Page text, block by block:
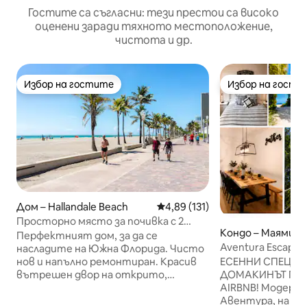
Гостите са съгласни: тези престои са високо
оценени заради тяхното местоположение,
чистота и др.
Избор на гостите
Избор на гостите
Дом – Hallandale Beach Средна оценка: 4,89 от 5,
4,89 (131)
Просторно място за почивка с 2
спални в Халъндейл Бийч
Перфектният дом, за да се
насладите на Южна Флорида. Чисто
нов и напълно ремонтиран. Красив
вътрешен двор на открито,
Избор на
Избор на
Кондо – Маями
Aventura Escape
Авентура
ЕСЕННИ
ДОМАКИНЪТ
AIRBNB!
Авентура, на